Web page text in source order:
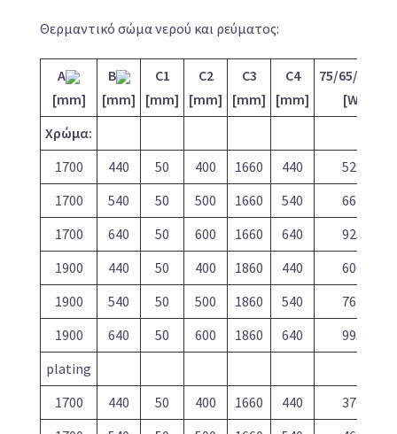
Θερμαντικό σώμα νερού και ρεύματος:
A
[mm]
B
[mm]
C1
[mm]
C2
[mm]
C3
[mm]
C4
[mm]
75/65/20
[W]
Χρώμα:
1700
440 50 400 1660 440
529
1700
540 50 500 1660 540
661
1700
640 50 600 1660 640
925
1900
440 50 400 1860 440
600
1900
540 50 500 1860 540
762
1900
640 50 600 1860 640
995
plating
1700
440 50 400 1660 440
370